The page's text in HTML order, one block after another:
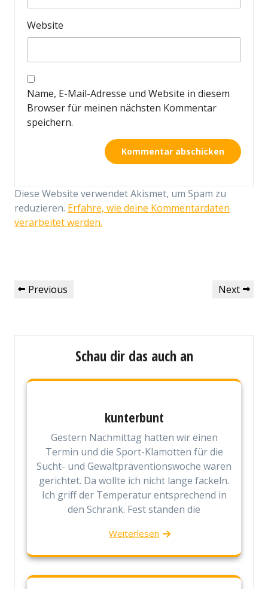
Website
Name, E-Mail-Adresse und Website in diesem
Browser für meinen nächsten Kommentar
speichern.
Diese Website verwendet Akismet, um Spam zu
reduzieren. Erfahre, wie deine Kommentardaten
verarbeitet werden.
Beitragsnavigation
Previous
Previous
Next
Next
Schau dir das auch an
kunterbunt
Gestern Nachmittag hatten wir einen
Termin und die Sport-Klamotten für die
Sucht- und Gewaltpräventionswoche waren
gerichtet. Da wollte ich nicht lange fackeln.
Ich griff der Temperatur entsprechend in
den Schrank. Fest standen die
Weiterlesen